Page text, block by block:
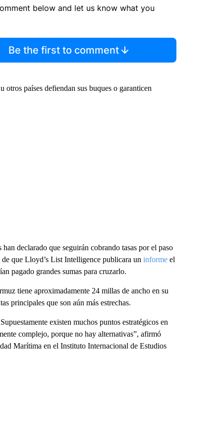
below and let us know what you
Be the first to comment
países defiendan sus buques o garanticen
declarado que seguirán cobrando tasas por el paso
de que Lloyd’s List Intelligence publicara un informeel
pagado grandes sumas para cruzarlo.
tiene aproximadamente 24 millas de ancho en su
principales que son aún más estrechas.
existen muchos puntos estratégicos en
complejo, porque no hay alternativas”, afirmó
Marítima en el Instituto Internacional de Estudios